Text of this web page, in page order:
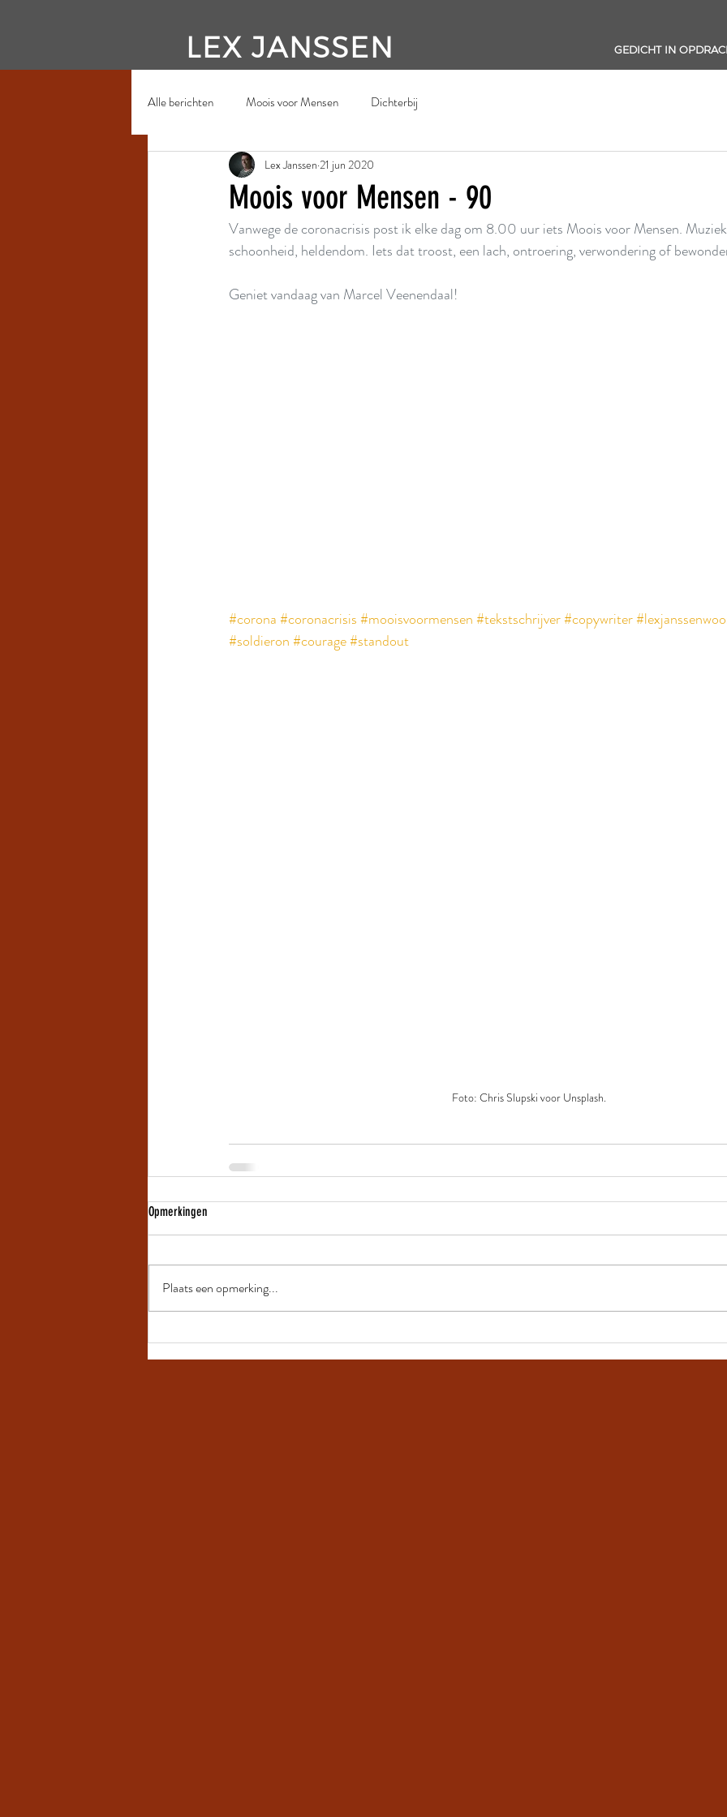
LEX JANSSEN GEDICHT IN
Alle berichten Moois voor Mensen Dichterbij
Moois voor Mensen - 90
Lex Janssen 21 jun 2020
Vanwege de coronacrisis post ik elke dag om 8.00 uur iets Moois voor Mensen.
schoonheid, heldendom. Iets dat troost, een lach, ontroering, verwondering of
Geniet vandaag van Marcel Veenendaal!
#corona#coronacrisis#mooisvoormensen#tekstschrijver#copywriter
#soldieron#courage#standout
Foto: Chris Slupski voor Unsplash.
Opmerkingen
Plaats een opmerking...